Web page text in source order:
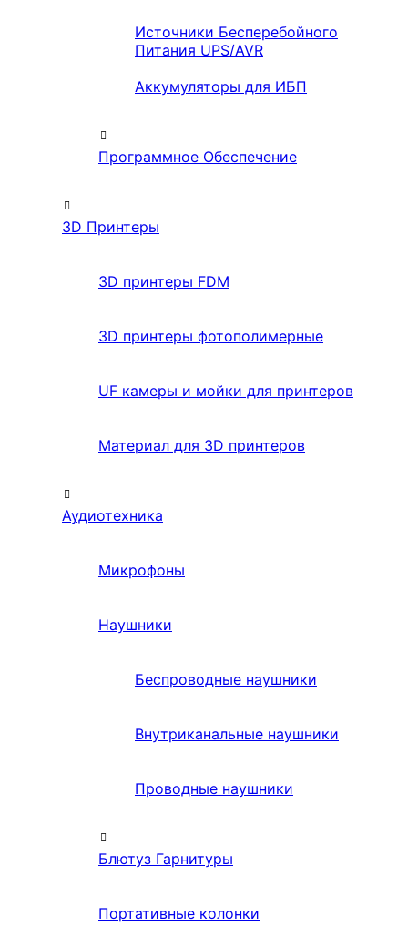
Источники Бесперебойного
Питания UPS/AVR
Аккумуляторы для ИБП
Программное Обеспечение
3D Принтеры
3D принтеры FDM
3D принтеры фотополимерные
UF камеры и мойки для принтеров
Материал для 3D принтеров
Аудиотехника
Микрофоны
Наушники
Беспроводные наушники
Внутриканальные наушники
Проводные наушники
Блютуз Гарнитуры
Портативные колонки